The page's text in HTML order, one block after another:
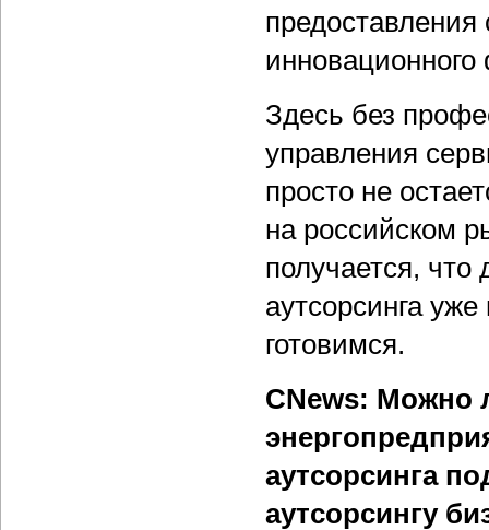
предоставления
Здесь без
управления
просто не
на российском
получается, что
аутсорсинга
готовимся.
CNews: Можно
аутсорсинга
аутсорсингу